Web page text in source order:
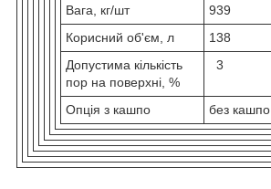
Вага, кг/шт
939
Корисний об'єм, л
138
Допустима кількість
пор на поверхні, %
3
Опція з кашпо без кашпо